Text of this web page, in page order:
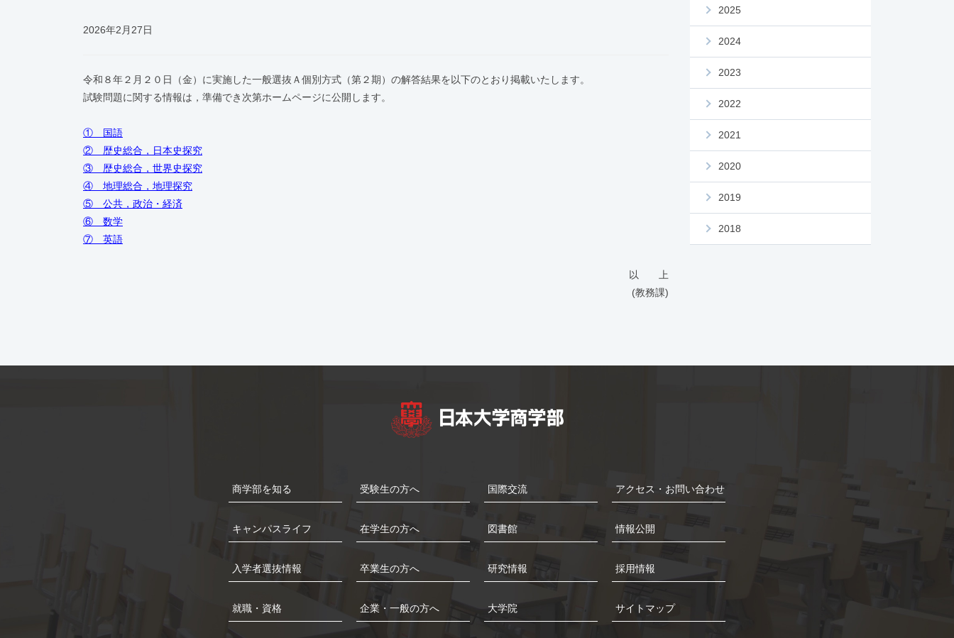
2026年2月27日
令和８年２月２０日（金）に実施した一般選抜Ａ個別方式（第２期）の解答結果を以下のとおり掲載いたします。
試験問題に関する情報は，準備でき次第ホームページに公開します。
① 国語
② 歴史総合，日本史探究
③ 歴史総合，世界史探究
④ 地理総合，地理探究
⑤ 公共，政治・経済
⑥ 数学
⑦ 英語
以 上
(教務課)
2025
2024
2023
2022
2021
2020
2019
2018
商学部を知る
キャンパスライフ
入学者選抜情報
就職・資格
受験生の方へ
在学生の方へ
卒業生の方へ
企業・一般の方へ
国際交流
図書館
研究情報
大学院
アクセス・お問い合わせ
情報公開
採用情報
サイトマップ